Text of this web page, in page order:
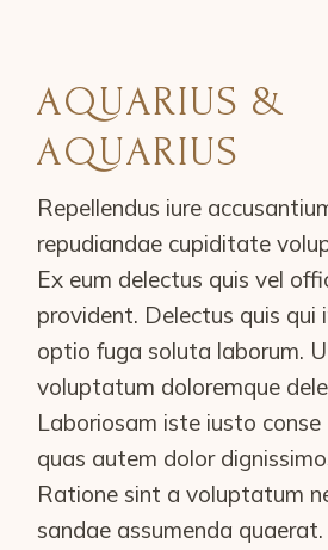
AQUARIUS &
AQUARIUS
Repellendus iure
repudiandae cupiditate
Ex eum delectus quis vel
provident. Delectus quis qui
optio fuga soluta laborum.
voluptatum doloremque
Laboriosam iste iusto conse
quas autem dolor
Ratione sint a voluptatum
sandae assumenda